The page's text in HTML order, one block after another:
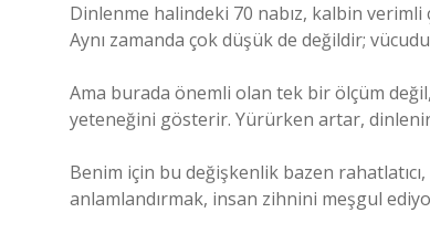
Dinlenme halindeki 70 nabız, kalbin verimli
Aynı zamanda çok düşük de değildir;
Ama burada önemli olan tek bir ölçüm
yeteneğini gösterir. Yürürken artar,
Benim için bu değişkenlik bazen
anlamlandırmak, insan zihnini meşgul